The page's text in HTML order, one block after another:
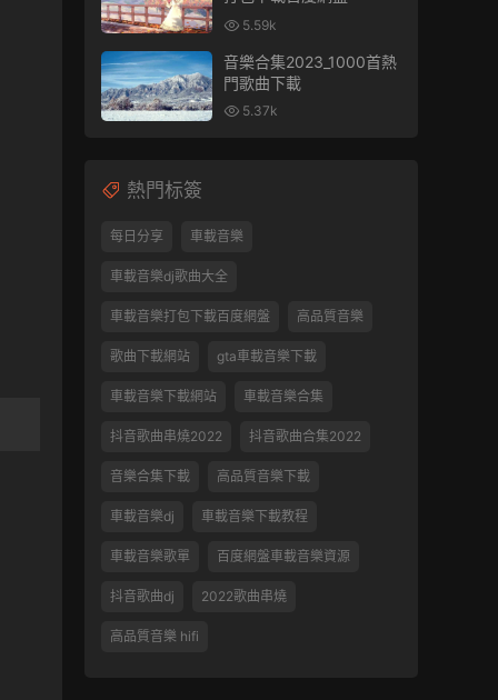
5.59k
音樂合集2023_1000首熱
門歌曲下載
5.37k
熱門标簽
每日分享 車載音樂
車載音樂dj歌曲大全
車載音樂打包下載百度網盤 高品質音樂
歌曲下載網站 gta車載音樂下載
車載音樂下載網站 車載音樂合集
抖音歌曲串燒2022 抖音歌曲合集2022
音樂合集下載 高品質音樂下載
車載音樂dj 車載音樂下載教程
車載音樂歌單 百度網盤車載音樂資源
抖音歌曲dj 2022歌曲串燒
高品質音樂 hifi